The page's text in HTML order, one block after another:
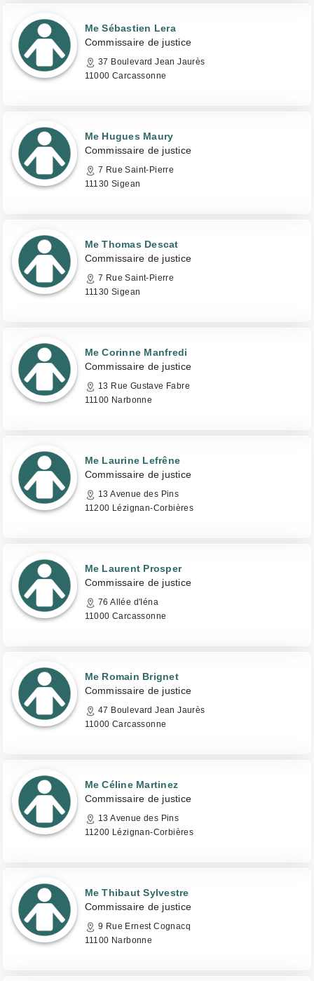
Me Sébastien Lera
Commissaire de justice
37 Boulevard Jean Jaurès
11000 Carcassonne
Me Hugues Maury
Commissaire de justice
7 Rue Saint-Pierre
11130 Sigean
Me Thomas Descat
Commissaire de justice
7 Rue Saint-Pierre
11130 Sigean
Me Corinne Manfredi
Commissaire de justice
13 Rue Gustave Fabre
11100 Narbonne
Me Laurine Lefrêne
Commissaire de justice
13 Avenue des Pins
11200 Lézignan-Corbières
Me Laurent Prosper
Commissaire de justice
76 Allée d'Iéna
11000 Carcassonne
Me Romain Brignet
Commissaire de justice
47 Boulevard Jean Jaurès
11000 Carcassonne
Me Céline Martinez
Commissaire de justice
13 Avenue des Pins
11200 Lézignan-Corbières
Me Thibaut Sylvestre
Commissaire de justice
9 Rue Ernest Cognacq
11100 Narbonne